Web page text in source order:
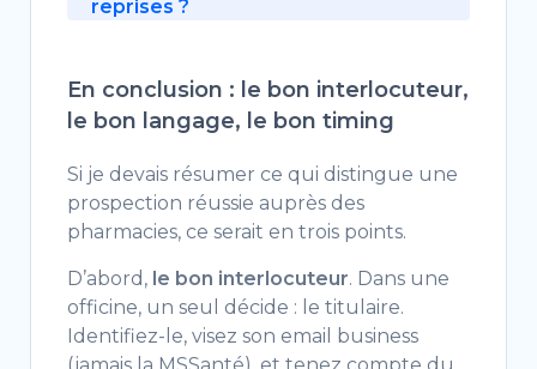
confondre avec le 47.74Z (matériel
beauté).
nominatif vous fait gagner un
(et non « au responsable » ou « au
pharmacien », trop vagues). Il est
back-office en milieu d’après-midi.
relève du régime d’opt-out en
activité. Point essentiel : visez
l’email business du titulaire, jamais
aux échanges médicaux
sécurisés). La loi du 11 août 2026
qui impose l’opt-in ne concerne
que la prospection vers les
particuliers, pas le B2B.
reprises ?
des signaux d’achat majeurs : le
nouveau pharmacien réorganise
agencement. Pour les identifier,
on s’appuie sur les
immatriculations et modifications
base SIRENE. Un fichier mis à jour
quotidiennement (comme le
nôtre) intègre ces changements
En conclusion : le bon interlocuteur,
le bon langage, le bon timing
Si je devais résumer ce qui distingue une
prospection réussie auprès des
pharmacies, ce serait en trois points.
D’abord, le bon interlocuteur. Dans une
officine, un seul décide : le titulaire.
Identifiez-le, visez son email business
(jamais la MSSanté), et tenez compte du